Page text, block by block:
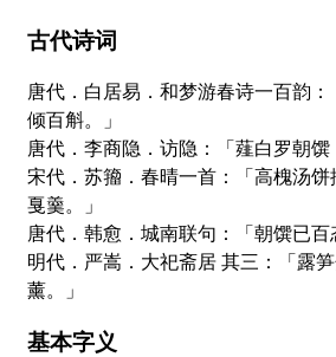
古代诗词
唐代．白居易．和梦游春诗一百韵：「朝馔馈独盘，夜醪
倾百斛。」
唐代．李商隐．访隐：「薤白罗朝馔
宋代．苏籀．春晴一首：「高槐汤
戛羹。」
唐代．韩愈．城南联句：「朝馔已百
明代．严嵩．大祀斋居 其三：「露
薰。」
基本字义